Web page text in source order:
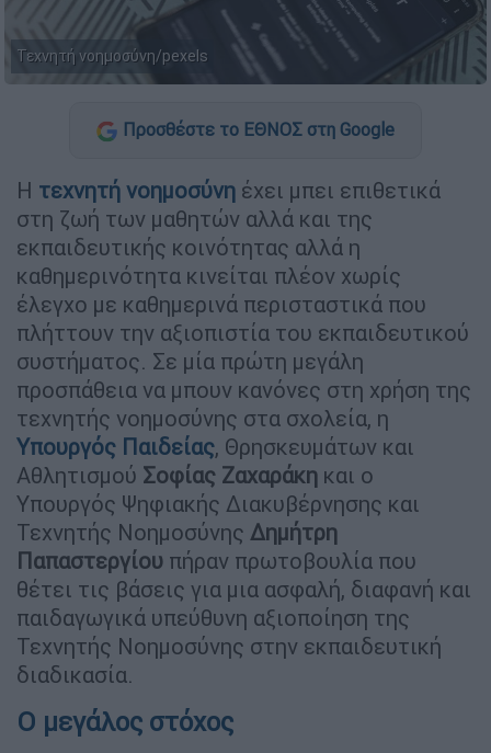
Τεχνητή νοημοσύνη/pexels
Προσθέστε το ΕΘΝΟΣ στη Google
Η τεχνητή νοημοσύνη έχει μπει επιθετικά
στη ζωή των μαθητών αλλά και της
εκπαιδευτικής κοινότητας αλλά η
καθημερινότητα κινείται πλέον χωρίς
έλεγχο με καθημερινά περισταστικά που
πλήττουν την αξιοπιστία του εκπαιδευτικού
συστήματος. Σε μία πρώτη μεγάλη
προσπάθεια να μπουν κανόνες στη χρήση της
τεχνητής νοημοσύνης στα σχολεία, η
Υπουργός Παιδείας, Θρησκευμάτων και
Αθλητισμού Σοφίας Ζαχαράκη και ο
Υπουργός Ψηφιακής Διακυβέρνησης και
Τεχνητής Νοημοσύνης Δημήτρη
Παπαστεργίου πήραν πρωτοβουλία που
θέτει τις βάσεις για μια ασφαλή, διαφανή και
παιδαγωγικά υπεύθυνη αξιοποίηση της
Τεχνητής Νοημοσύνης στην εκπαιδευτική
διαδικασία.
Ο μεγάλος στόχος